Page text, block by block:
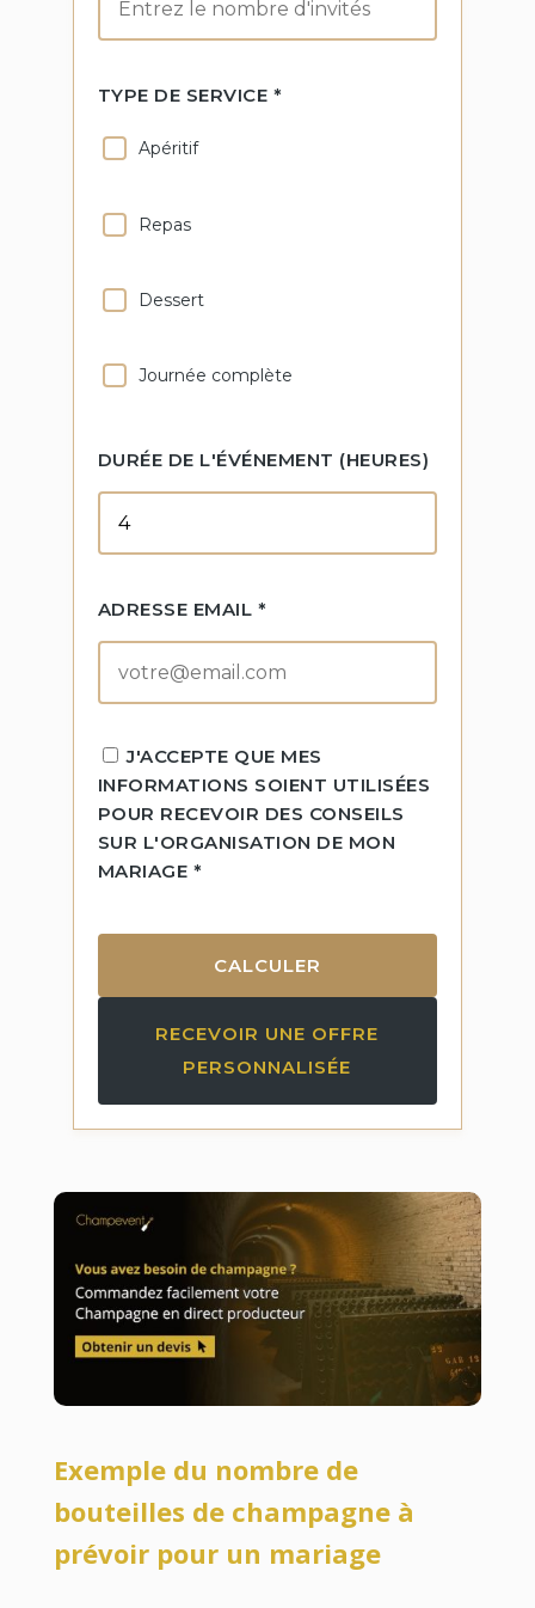
TYPE DE SERVICE *
Apéritif
Repas
Dessert
Journée complète
DURÉE DE L'ÉVÉNEMENT (HEURES)
ADRESSE EMAIL *
J'ACCEPTE QUE MES
INFORMATIONS SOIENT UTILISÉES
POUR RECEVOIR DES CONSEILS
SUR L'ORGANISATION DE MON
MARIAGE *
CALCULER
RECEVOIR UNE OFFRE
PERSONNALISÉE
Exemple du nombre de
bouteilles de champagne à
prévoir pour un mariage